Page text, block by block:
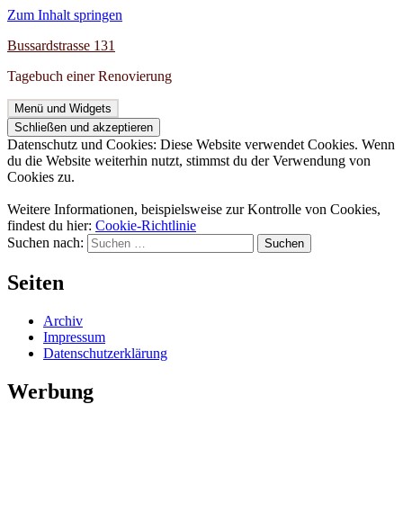
Zum Inhalt springen
Bussardstrasse 131
Tagebuch einer Renovierung
Menü und Widgets
Datenschutz und Cookies: Diese Website verwendet Cookies. Wenn
du die Website weiterhin nutzt, stimmst du der Verwendung von
Cookies zu.
Weitere Informationen, beispielsweise zur Kontrolle von Cookies,
findest du hier: Cookie-Richtlinie
Suchen nach:
Seiten
Archiv
Impressum
Datenschutzerklärung
Werbung